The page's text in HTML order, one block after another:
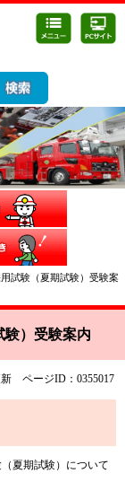
試験（夏期試験）受験案
験）受験案内
新 ページID：0355017
夏期試験）について